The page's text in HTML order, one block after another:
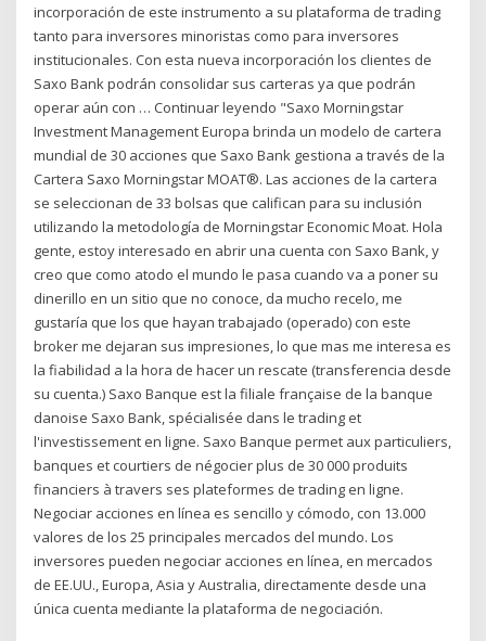
incorporación de este instrumento a su plataforma de trading
tanto para inversores minoristas como para inversores
institucionales. Con esta nueva incorporación los clientes de
Saxo Bank podrán consolidar sus carteras ya que podrán
operar aún con … Continuar leyendo "Saxo Morningstar
Investment Management Europa brinda un modelo de cartera
mundial de 30 acciones que Saxo Bank gestiona a través de la
Cartera Saxo Morningstar MOAT®. Las acciones de la cartera
se seleccionan de 33 bolsas que califican para su inclusión
utilizando la metodología de Morningstar Economic Moat. Hola
gente, estoy interesado en abrir una cuenta con Saxo Bank, y
creo que como atodo el mundo le pasa cuando va a poner su
dinerillo en un sitio que no conoce, da mucho recelo, me
gustaría que los que hayan trabajado (operado) con este
broker me dejaran sus impresiones, lo que mas me interesa es
la fiabilidad a la hora de hacer un rescate (transferencia desde
su cuenta.) Saxo Banque est la filiale française de la banque
danoise Saxo Bank, spécialisée dans le trading et
l'investissement en ligne. Saxo Banque permet aux particuliers,
banques et courtiers de négocier plus de 30 000 produits
financiers à travers ses plateformes de trading en ligne.
Negociar acciones en línea es sencillo y cómodo, con 13.000
valores de los 25 principales mercados del mundo. Los
inversores pueden negociar acciones en línea, en mercados
de EE.UU., Europa, Asia y Australia, directamente desde una
única cuenta mediante la plataforma de negociación.